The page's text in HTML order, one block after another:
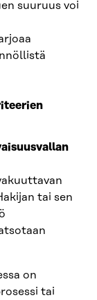
suuruus voi
tai sen
on
tai